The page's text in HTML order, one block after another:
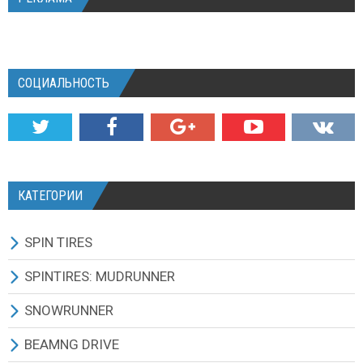
СОЦИАЛЬНОСТЬ
КАТЕГОРИИ
SPIN TIRES
СКАЧАТЬ ИГРУ
ВСЕ МОДЫ
ТЕХНИКА
SPINTIRES: MUDRUNNER
ВСЕ МОДЫ
ГРУЗОВИКИ
SNOWRUNNER
ВСЕ МОДЫ
BEAMNG DRIVE